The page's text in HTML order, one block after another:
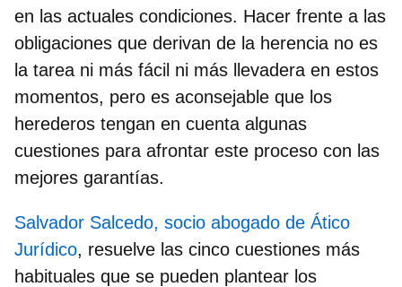
en las actuales condiciones. Hacer frente a las
obligaciones que derivan de la herencia no es
la tarea ni más fácil ni más llevadera en estos
momentos, pero es aconsejable que los
herederos tengan en cuenta algunas
cuestiones para afrontar este proceso con las
mejores garantías.
Salvador Salcedo, socio abogado de Ático
Jurídico, resuelve las cinco cuestiones más
habituales que se pueden plantear los